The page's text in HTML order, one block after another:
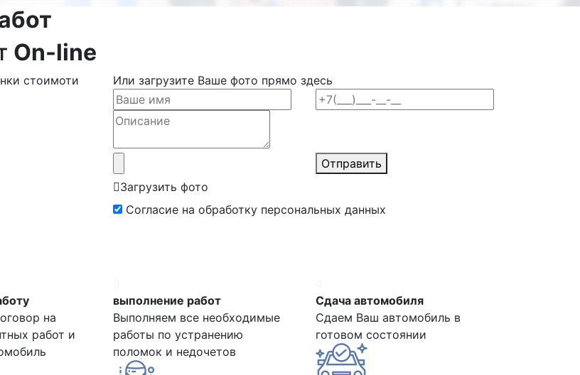
On-line
стоимоти
Или загрузите Ваше фото прямо здесь
Загрузить фото
Отправить
Согласие на обработку персональных данных
на
работ и
выполнение работ
Выполняем все необходимые
работы по устранению
поломок и недочетов
Сдача автомобиля
Сдаем Ваш автомобиль в
готовом состоянии